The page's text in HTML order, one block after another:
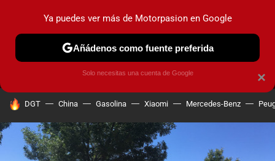
MENÚ NUEVO
COCHES ELÉCTRICOS OBSERVATORIO
HOY SE HABLA DE
DGT China Gasolina Xiaomi Mercedes-Benz
×
Ya puedes ver más de Motorpasion en Google
Añádenos como fuente preferida
Solo necesitas una cuenta de Google